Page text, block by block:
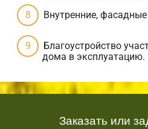
Внутренние,
Благоустройство
дома в эксплуатацию.
Заказать или